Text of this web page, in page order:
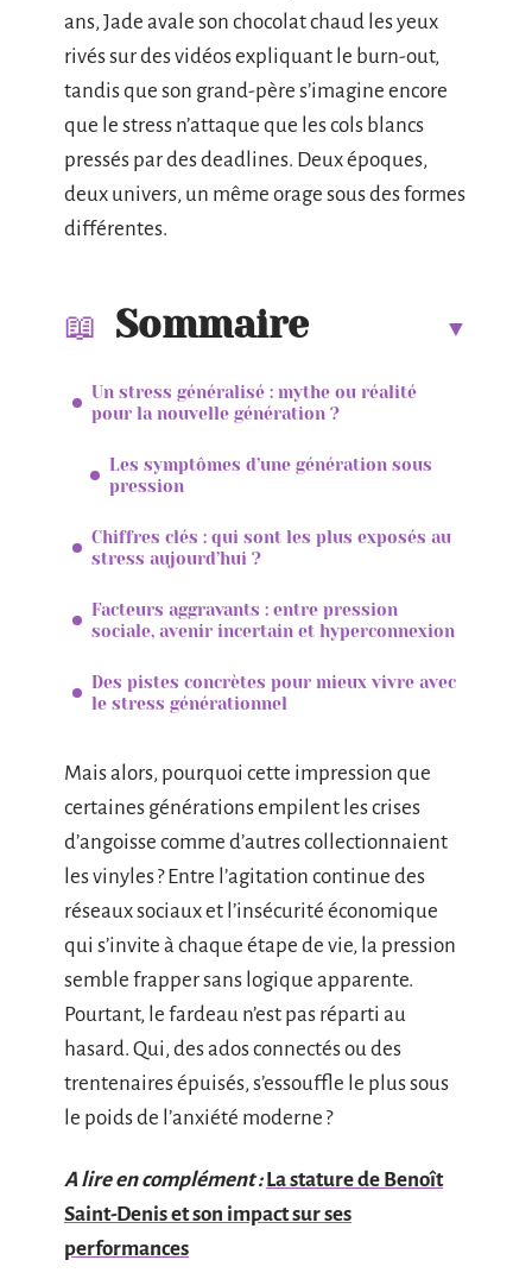
ans, Jade avale son chocolat chaud les yeux
rivés sur des vidéos expliquant le burn-out,
tandis que son grand-père s’imagine encore
que le stress n’attaque que les cols blancs
pressés par des deadlines. Deux époques,
deux univers, un même orage sous des formes
différentes.
Sommaire
Un stress généralisé : mythe ou réalité
pour la nouvelle génération ?
Les symptômes d’une génération sous
pression
Chiffres clés : qui sont les plus exposés au
stress aujourd’hui ?
Facteurs aggravants : entre pression
sociale, avenir incertain et hyperconnexion
Des pistes concrètes pour mieux vivre avec
le stress générationnel
Mais alors, pourquoi cette impression que
certaines générations empilent les crises
d’angoisse comme d’autres collectionnaient
les vinyles ? Entre l’agitation continue des
réseaux sociaux et l’insécurité économique
qui s’invite à chaque étape de vie, la pression
semble frapper sans logique apparente.
Pourtant, le fardeau n’est pas réparti au
hasard. Qui, des ados connectés ou des
trentenaires épuisés, s’essouffle le plus sous
le poids de l’anxiété moderne ?
A lire en complément : La stature de Benoît
Saint-Denis et son impact sur ses
performances